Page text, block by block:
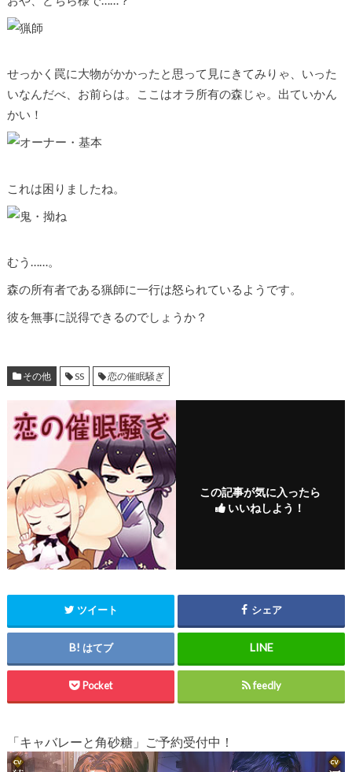
せっかく罠に大物がかかったと思って見にきてみりゃ、いった
いなんだべ、お前らは。ここはオラ所有の森じゃ。出ていかん
かい！
これは困りましたね。
むう……。
森の所有者である猟師に一行は怒られているようです。
彼を無事に説得できるのでしょうか？
その他 SS 恋の催眠騒ぎ
この記事が気に入ったら
いいねしよう！
ツイート シェア
はてブ
Pocket feedly
「キャバレーと角砂糖」ご予約受付中！